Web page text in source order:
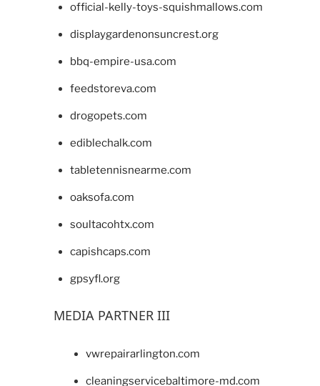
official-kelly-toys-squishmallows.com
displaygardenonsuncrest.org
bbq-empire-usa.com
feedstoreva.com
drogopets.com
ediblechalk.com
tabletennisnearme.com
oaksofa.com
soultacohtx.com
capishcaps.com
gpsyfl.org
MEDIA PARTNER III
vwrepairarlington.com
cleaningservicebaltimore-md.com